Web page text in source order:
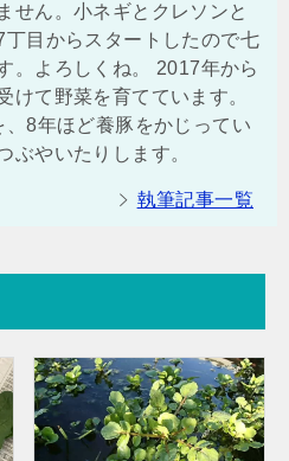
せん。小ネギとクレソンと
目からスタートしたので七
。よろしくね。 2017年から
けて野菜を育てています。
8年ほど養豚をかじってい
ぶやいたりします。
執筆記事一覧